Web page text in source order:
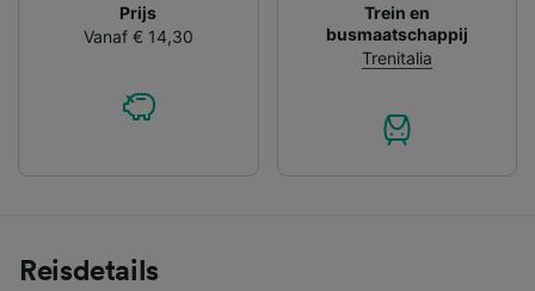
Prijs
Vanaf € 14,30
Trein en
busmaatschappij
Trenitalia
Reisdetails